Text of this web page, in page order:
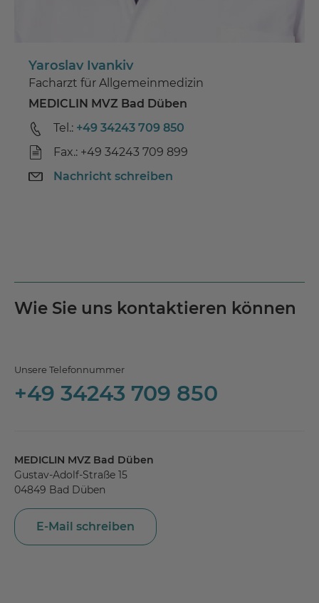
Yaroslav Ivankiv
Facharzt für Allgemeinmedizin
MEDICLIN MVZ Bad Düben
Tel.: +49 34243 709 850
Fax.: +49 34243 709 899
Nachricht schreiben
Wie Sie uns kontaktieren können
Unsere Telefonnummer
+49 34243 709 850
MEDICLIN MVZ Bad Düben
Gustav-Adolf-Straße 15
04849 Bad Düben
E-Mail schreiben